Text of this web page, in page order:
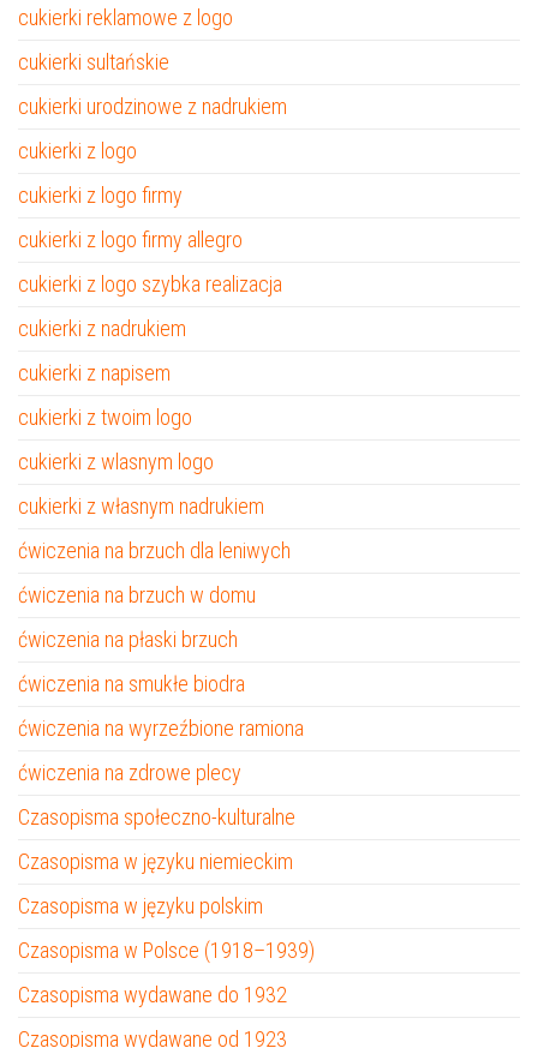
cukierki reklamowe z logo
cukierki sultańskie
cukierki urodzinowe z nadrukiem
cukierki z logo
cukierki z logo firmy
cukierki z logo firmy allegro
cukierki z logo szybka realizacja
cukierki z nadrukiem
cukierki z napisem
cukierki z twoim logo
cukierki z wlasnym logo
cukierki z własnym nadrukiem
ćwiczenia na brzuch dla leniwych
ćwiczenia na brzuch w domu
ćwiczenia na płaski brzuch
ćwiczenia na smukłe biodra
ćwiczenia na wyrzeźbione ramiona
ćwiczenia na zdrowe plecy
Czasopisma społeczno-kulturalne
Czasopisma w języku niemieckim
Czasopisma w języku polskim
Czasopisma w Polsce (1918–1939)
Czasopisma wydawane do 1932
Czasopisma wydawane od 1923